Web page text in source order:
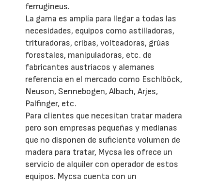
ferrugineus.
La gama es amplía para llegar a todas las
necesidades, equipos como astilladoras,
trituradoras, cribas, volteadoras, grúas
forestales, manipuladoras, etc. de
fabricantes austriacos y alemanes
referencia en el mercado como Eschlböck,
Neuson, Sennebogen, Albach, Arjes,
Palfinger, etc.
Para clientes que necesitan tratar madera
pero son empresas pequeñas y medianas
que no disponen de suficiente volumen de
madera para tratar, Mycsa les ofrece un
servicio de alquiler con operador de estos
equipos. Mycsa cuenta con un